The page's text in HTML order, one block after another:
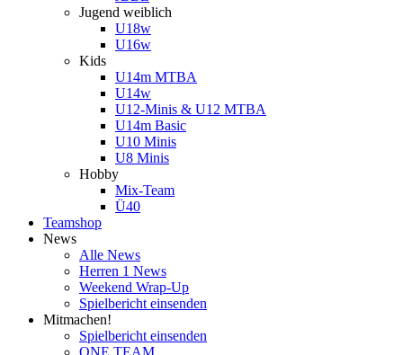
Jugend weiblich
U18w
U16w
Kids
U14m MTBA
U14w
U12-Minis & U12 MTBA
U14m Basic
U10 Minis
U8 Minis
Hobby
Mix-Team
Ü40
Teamshop
News
Alle News
Herren 1 News
Weekend Wrap-Up
Spielbericht einsenden
Mitmachen!
Spielbericht einsenden
ONE TEAM